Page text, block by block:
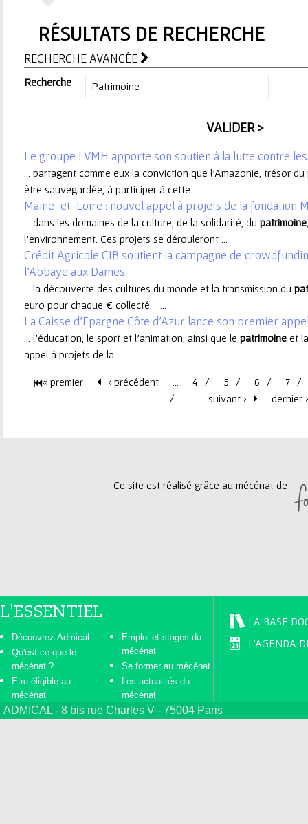
e
d
r
r
e
u
r
RÉSULTATS DE RECHERCHE
RECHERCHE AVANCÉE
Recherche
Le groupe LVMH apporte son soutien à la lutte contre
... partagent comme eux la conviction que l'Amazonie, trésor du
être sauvegardée, à participer à cette ...
Maine-et-Loire : nouvel appel à projets de la fondation
... dans les domaines de la culture, de la solidarité, du patrimoine
l'environnement. Ces projets se dérouleront ...
Crédit Agricole CIB soutient la campagne de
l’Abbaye aux Dames
... la découverte des cultures du monde et la transmission du
euro pour chaque € collecté. ...
La Caisse d’Epargne Côte d’Azur lance son premier
... l’éducation, le sport et l’animation, ainsi que le patrimoine et
appel à projets de la ...
« premier ‹ précédent 4 5 6
7
suivant › dernier
Ce site est réalisé grâce au mécénat de
L'ESSENTIEL
Découvrez Admical
Qu'est-ce que le
mécénat ?
Etre éligible au
mécénat
Emploi et stages du
mécénat
Se former au mécénat
Les actualités du
mécénat
LA BASE
L'AGENDA
ADMICAL - 8 bis rue Charles V - 75004 Paris